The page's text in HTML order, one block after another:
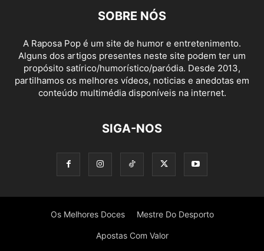
SOBRE NÓS
A Raposa Pop é um site de humor e entretenimento.
Alguns dos artigos presentes neste site podem ter um
propósito satírico/humorístico/paródia. Desde 2013,
partilhamos os melhores vídeos, noticias e anedotas em
conteúdo multimédia disponíveis na internet.
SIGA-NOS
Os Melhores Doces Mestre Do Desporto
Apostas Com Valor